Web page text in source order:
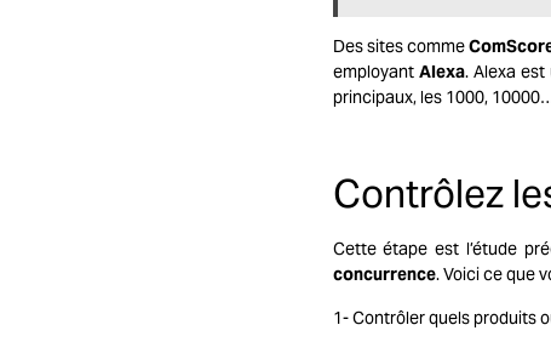
Des sites comme
employant Alexa. Alexa
principaux, les 1000,
Contrôlez
Cette étape est l’étude
concurrence. Voici ce que
1- Contrôler quels produits